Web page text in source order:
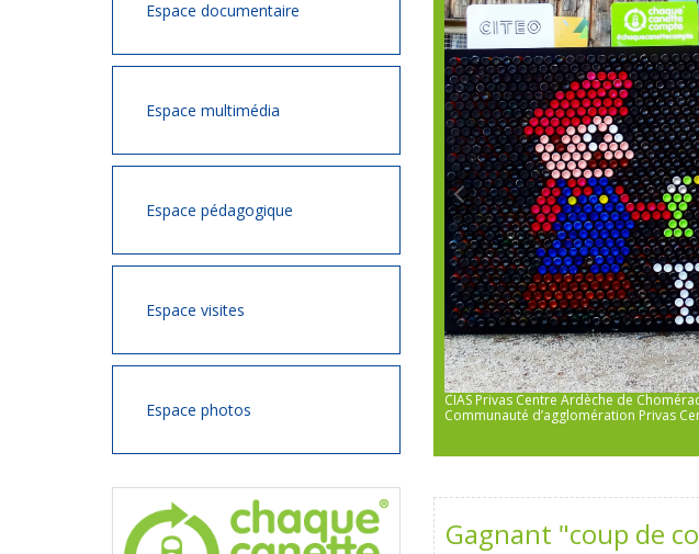
Espace documentaire
Espace multimédia
Espace pédagogique
Espace visites
Espace photos
PIJ Annonay - Maison des Services Publics de Annonay - Annonay
CIAS Privas Centre Ardèche de
Communauté d’agglomération Privas
Gagnant "coup de